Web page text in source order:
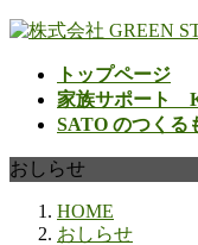
コ
へ
ス
ナ
ョ
ン
トップページ
家族サポート
SATO のつくる
おしらせ
HOME
おしらせ